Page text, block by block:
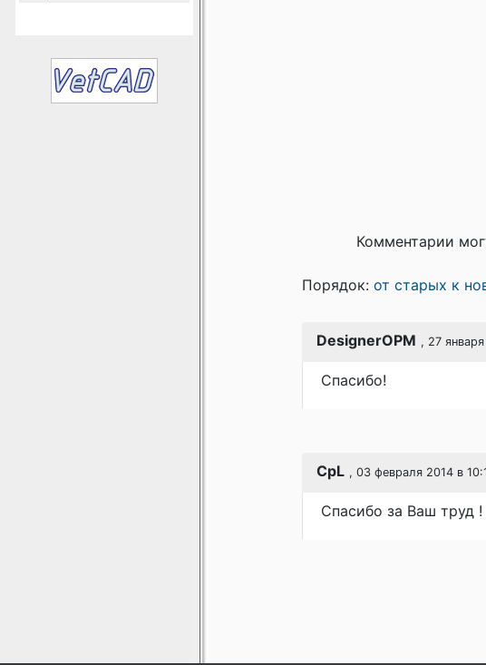
Комментарии
Порядок: от старых к
DesignerOPM , 27
Спасибо!
CpL , 03 февраля 2014 в
Спасибо за Ваш труд !